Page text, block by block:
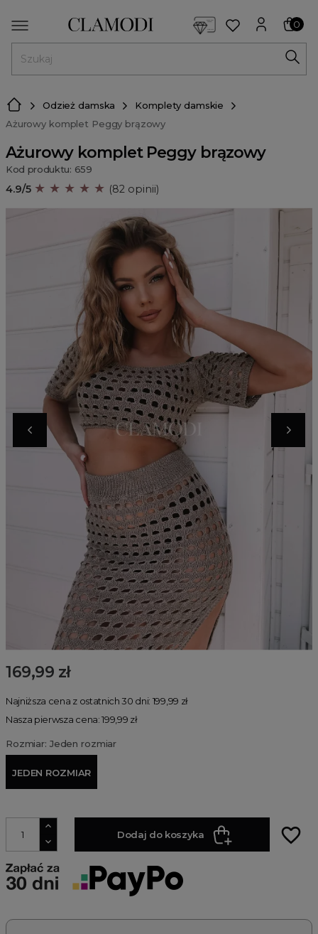
0
Odzież damska
Komplety damskie
Ażurowy komplet Peggy brązowy
Ażurowy komplet Peggy brązowy
Kod produktu: 659
4.9/5 ★ ★ ★ ★ ★ (82 opinii)
169,99 zł
Najniższa cena z ostatnich 30 dni: 199,99 zł
Nasza pierwsza cena: 199,99 zł
Rozmiar: Jeden rozmiar
JEDEN ROZMIAR
Dodaj do koszyka favorite_border